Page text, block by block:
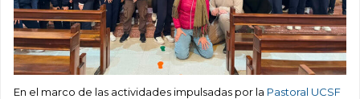
En el marco de las actividades impulsadas por la Pastoral UCSF